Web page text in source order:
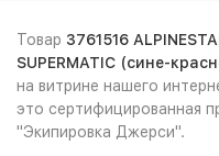
Товар 3761516
SUPERMATIC (сине-
на витрине нашего
это сертифицированная
"Экипировка Джерси".